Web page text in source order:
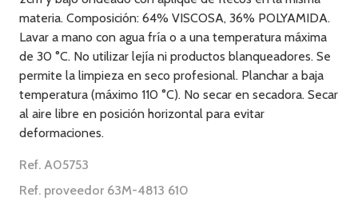
materia. Composición: 64% VISCOSA, 36% POLYAMIDA.
Lavar a mano con agua fría o a una temperatura máxima
de 30 °C. No utilizar lejía ni productos blanqueadores. Se
permite la limpieza en seco profesional. Planchar a baja
temperatura (máximo 110 °C). No secar en secadora. Secar
al aire libre en posición horizontal para evitar
deformaciones.
Ref. A05753
Ref. proveedor 63M-4813 610